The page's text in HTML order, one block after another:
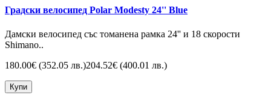
Градски велосипед Polar Modesty 24'' Blue
Дамски велосипед със томанена рамка 24'' и 18 скорости
Shimano..
180.00€ (352.05 лв.)204.52€ (400.01 лв.)
Купи